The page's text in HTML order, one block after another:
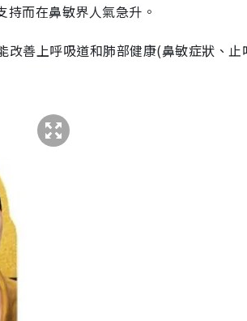
持而在鼻敏界人氣急升。
改善上呼吸道和肺部健康(鼻敏症狀、止